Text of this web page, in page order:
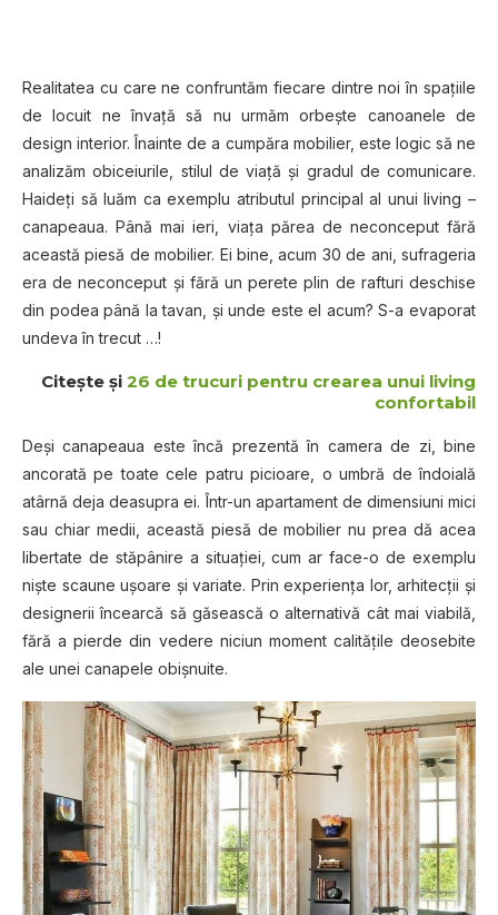
Realitatea cu care ne confruntăm fiecare dintre noi în spaţiile
de locuit ne învaţă să nu urmăm orbeşte canoanele de
design interior. Înainte de a cumpăra mobilier, este logic să ne
analizăm obiceiurile, stilul de viaţă şi gradul de comunicare.
Haideţi să luăm ca exemplu atributul principal al unui living –
canapeaua. Până mai ieri, viaţa părea de neconceput fără
această piesă de mobilier. Ei bine, acum 30 de ani, sufrageria
era de neconceput şi fără un perete plin de rafturi deschise
din podea până la tavan, şi unde este el acum? S-a evaporat
undeva în trecut …!
Citește și 26 de trucuri pentru crearea unui living
confortabil
Deşi canapeaua este încă prezentă în camera de zi, bine
ancorată pe toate cele patru picioare, o umbră de îndoială
atârnă deja deasupra ei. Într-un apartament de dimensiuni mici
sau chiar medii, această piesă de mobilier nu prea dă acea
libertate de stăpânire a situaţiei, cum ar face-o de exemplu
nişte scaune uşoare şi variate. Prin experienţa lor, arhitecţii şi
designerii încearcă să găsească o alternativă cât mai viabilă,
fără a pierde din vedere niciun moment calităţile deosebite
ale unei canapele obişnuite.